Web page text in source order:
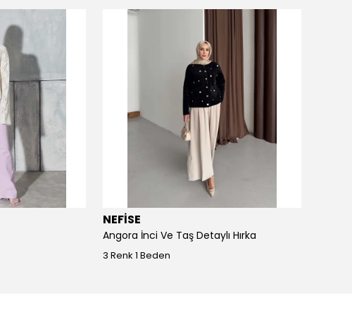
NEFİSE
Angora İnci Ve Taş Detaylı Hırka
3 Renk 1 Beden